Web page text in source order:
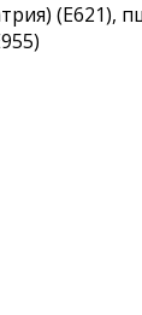
(Е621),